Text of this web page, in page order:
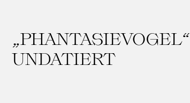
„PHANTASIEVOGEL“
UNDATIERT